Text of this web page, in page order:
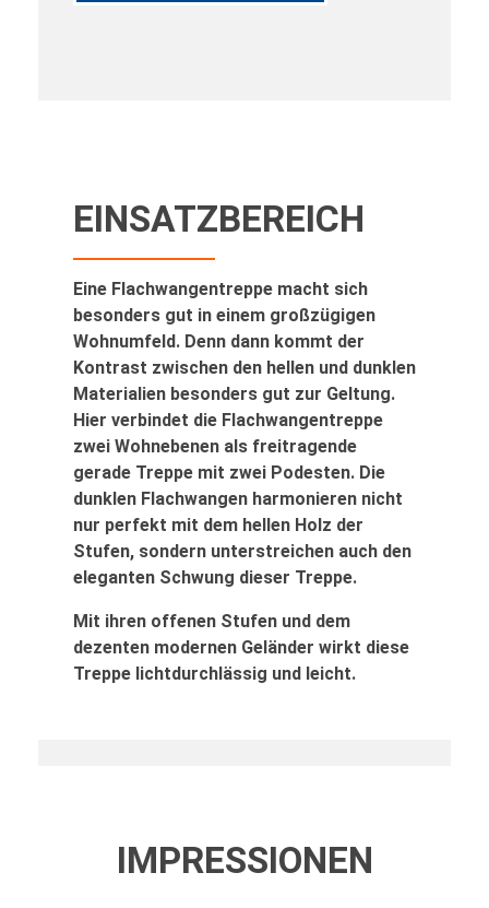
EINSATZBEREICH
Eine Flachwangentreppe macht sich
besonders gut in einem großzügigen
Wohnumfeld. Denn dann kommt der
Kontrast zwischen den hellen und dunklen
Materialien besonders gut zur Geltung.
Hier verbindet die Flachwangentreppe
zwei Wohnebenen als freitragende
gerade Treppe mit zwei Podesten. Die
dunklen Flachwangen harmonieren nicht
nur perfekt mit dem hellen Holz der
Stufen, sondern unterstreichen auch den
eleganten Schwung dieser Treppe.
Mit ihren offenen Stufen und dem
dezenten modernen Geländer wirkt diese
Treppe lichtdurchlässig und leicht.
IMPRESSIONEN